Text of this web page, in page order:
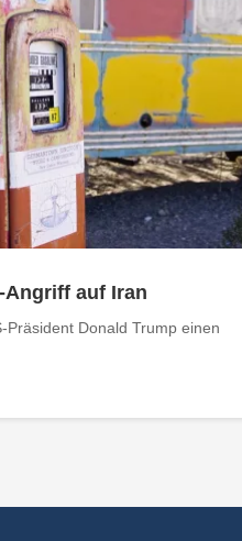
Angriff auf Iran
Donald Trump einen